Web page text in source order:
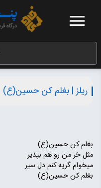
ریلز | بغلم کن حسین(ع)
بغلم کن حسین(ع)
مثل حُر من رو هم بپذیر
میخوام گریه کنم دلِ سیر
بغلم کن حسین(ع)